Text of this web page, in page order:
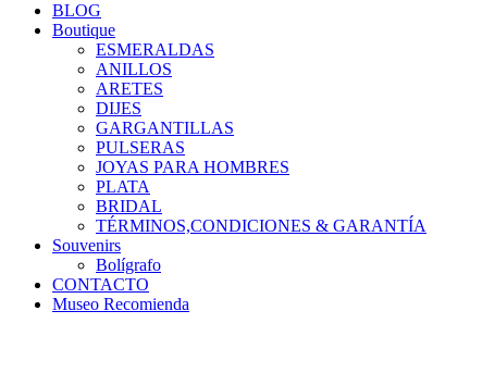
BLOG
Boutique
ESMERALDAS
ANILLOS
ARETES
DIJES
GARGANTILLAS
PULSERAS
JOYAS PARA HOMBRES
PLATA
BRIDAL
TÉRMINOS,CONDICIONES & GARANTÍA
Souvenirs
Bolígrafo
CONTACTO
Museo Recomienda